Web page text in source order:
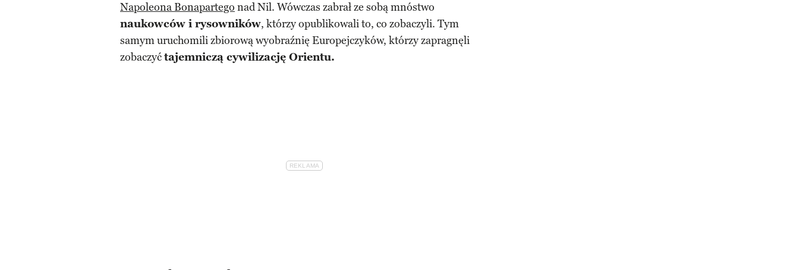
Napoleona Bonapartego nad Nil. Wówczas zabrał ze sobą mnóstwo
naukowców i rysowników, którzy opublikowali to, co zobaczyli. Tym
samym uruchomili zbiorową wyobraźnię Europejczyków, którzy zapragnęli
zobaczyćtajemniczą cywilizację Orientu.